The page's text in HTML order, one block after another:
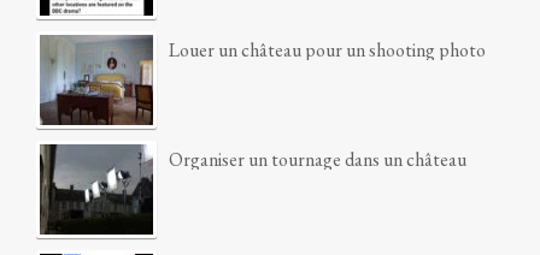
Louer un château pour un shooting photo
Organiser un tournage dans un château